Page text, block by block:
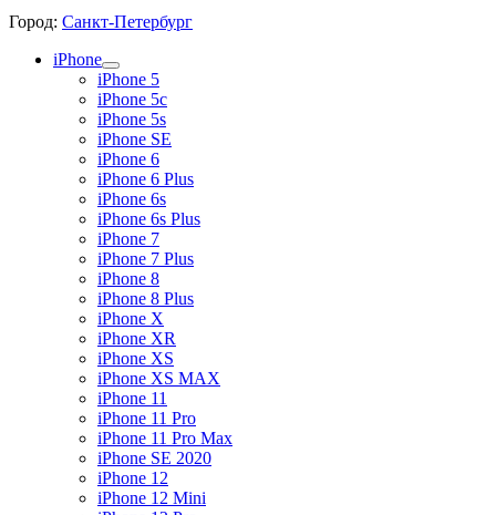
Город: Санкт-Петербург
iPhone
iPhone 5
iPhone 5c
iPhone 5s
iPhone SE
iPhone 6
iPhone 6 Plus
iPhone 6s
iPhone 6s Plus
iPhone 7
iPhone 7 Plus
iPhone 8
iPhone 8 Plus
iPhone X
iPhone XR
iPhone XS
iPhone XS MAX
iPhone 11
iPhone 11 Pro
iPhone 11 Pro Max
iPhone SE 2020
iPhone 12
iPhone 12 Mini